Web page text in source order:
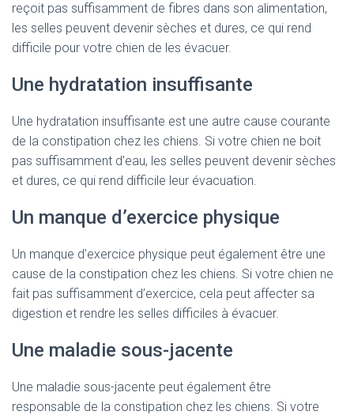
reçoit pas suffisamment de fibres dans son alimentation,
les selles peuvent devenir sèches et dures, ce qui rend
difficile pour votre chien de les évacuer.
Une hydratation insuffisante
Une hydratation insuffisante est une autre cause courante
de la constipation chez les chiens. Si votre chien ne boit
pas suffisamment d’eau, les selles peuvent devenir sèches
et dures, ce qui rend difficile leur évacuation.
Un manque d’exercice physique
Un manque d’exercice physique peut également être une
cause de la constipation chez les chiens. Si votre chien ne
fait pas suffisamment d’exercice, cela peut affecter sa
digestion et rendre les selles difficiles à évacuer.
Une maladie sous-jacente
Une maladie sous-jacente peut également être
responsable de la constipation chez les chiens. Si votre